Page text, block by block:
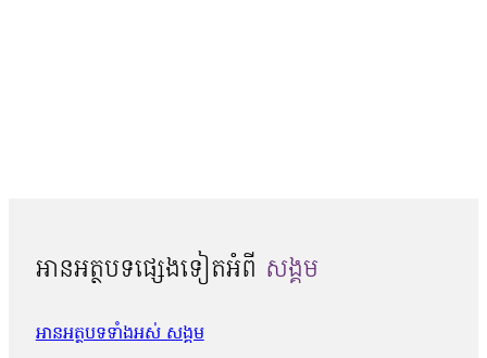
អានអត្ថបទផ្សេងទៀតអំពី សង្គម
អានអត្ថបទទាំងអស់ សង្គម